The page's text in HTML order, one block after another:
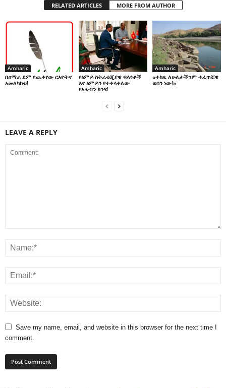
RELATED ARTICLES MORE FROM AUTHOR
Amharic
በዐማራ ደም የጨቀየው ርእዮትና
አመለካከቱ!
Amharic
የፅምዶ ስትራቴጂያዊ ፍላጎቶች
እና ፅምዶን የተቀላቀለው
የአፋብን ክንፍ!
Amharic
«ተከዜ ለሁለታችንም ተፈጥሯዊ
ወሰን ነው!»
LEAVE A REPLY
Save my name, email, and website in this browser for the next time I
comment.